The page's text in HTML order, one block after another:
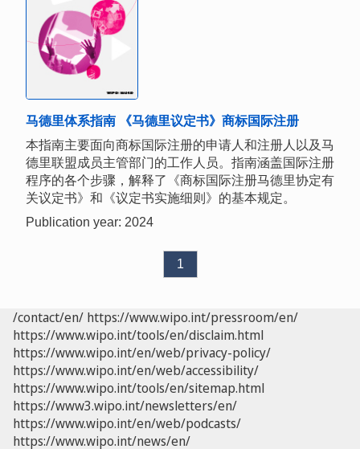
马德里体系指南 《马德里议定书》商标国际注册
本指南主要面向商标国际注册的申请人和注册人以及马
德里联盟成员主管部门的工作人员。指南涵盖国际注册
程序的各个步骤，解释了《商标国际注册马德里协定有
关议定书》和《议定书实施细则》的基本规定。
Publication year: 2024
1
/contact/en/ https://www.wipo.int/pressroom/en/
https://www.wipo.int/tools/en/disclaim.html
https://www.wipo.int/en/web/privacy-policy/
https://www.wipo.int/en/web/accessibility/
https://www.wipo.int/tools/en/sitemap.html
https://www3.wipo.int/newsletters/en/
https://www.wipo.int/en/web/podcasts/
https://www.wipo.int/news/en/